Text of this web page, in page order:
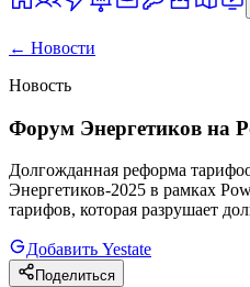
← Новости
Новость
Форум Энергетиков на
Долгожданная реформа
Энергетиков-2025 в рамках
тарифов, которая разрушает
Добавить Yestate
Поделиться